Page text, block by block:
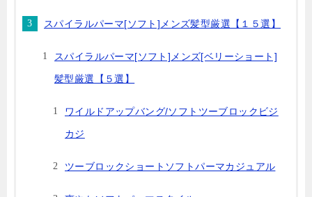
スパイラルパーマ[ソフト]メンズ髪型厳選【１５選】
スパイラルパーマ[ソフト]メンズ[ベリーショート]
髪型厳選【５選】
ワイルドアップバング/ソフトツーブロックビジ
カジ
ツーブロックショートソフトパーマカジュアル